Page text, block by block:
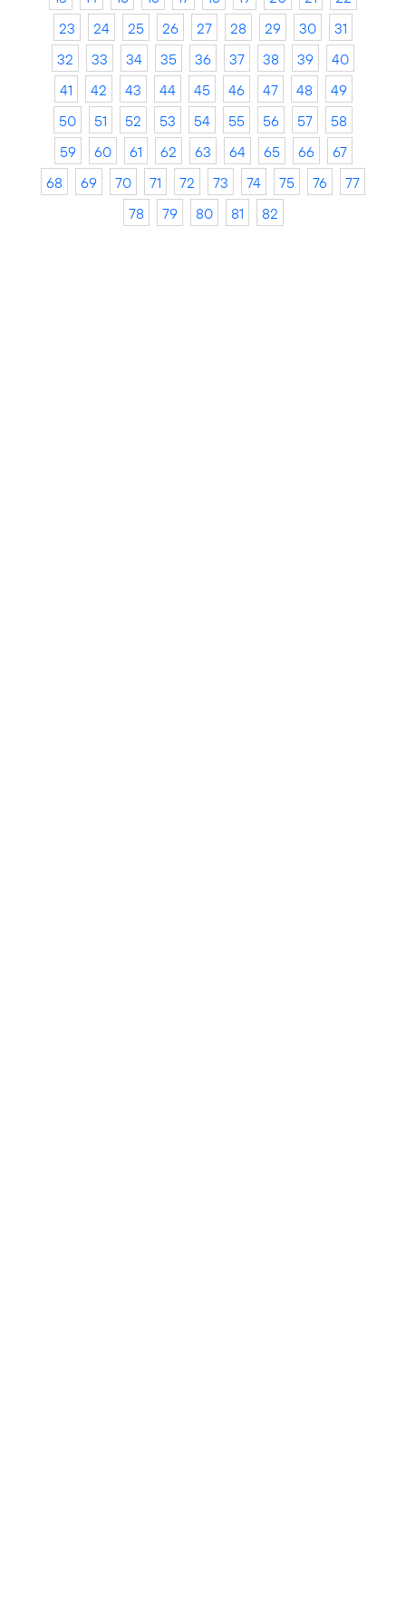
23
24 25 26 27 28 29 30
31
32
33 34 35 36 37 38 39
40
41
42 43 44 45 46 47 48
49
50
51 52 53 54 55 56 57
58
59
60 61 62 63 64 65 66
67
68
69 70 71 72 73 74 75 76
77
78
79 80 81 82